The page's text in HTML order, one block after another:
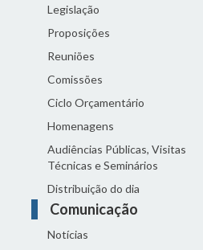
Legislação
Proposições
Reuniões
Comissões
Ciclo Orçamentário
Homenagens
Audiências Públicas, Visitas
Técnicas e Seminários
Distribuição do dia
Comunicação
Notícias